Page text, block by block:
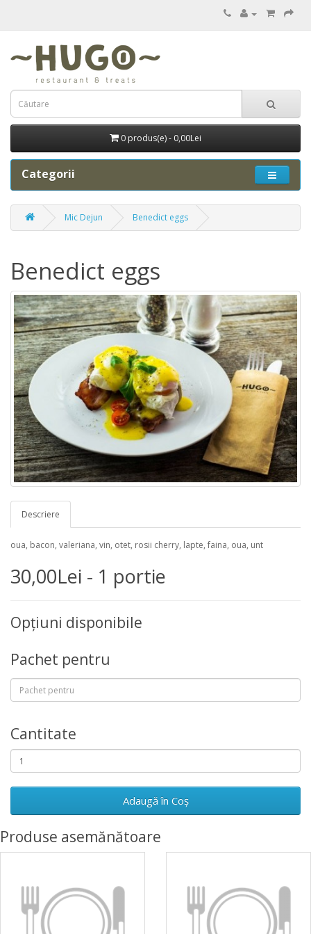
0 produs(e) - 0,00Lei
Categorii
Mic Dejun Benedict eggs
Benedict eggs
Descriere
oua, bacon, valeriana, vin, otet, rosii cherry, lapte, faina, oua, unt
30,00Lei - 1 portie
Opţiuni disponibile
Pachet pentru
Cantitate
Adaugă în Coş
Produse asemănătoare